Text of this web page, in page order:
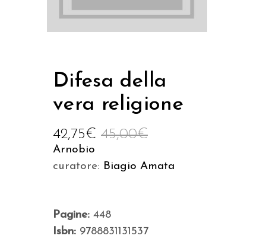
Difesa della
vera religione
45,00€
42,75€
Arnobio
curatore: Biagio Amata
Pagine: 448
Isbn: 9788831131537